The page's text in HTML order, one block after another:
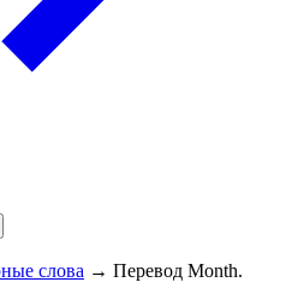
слова → Перевод Month.